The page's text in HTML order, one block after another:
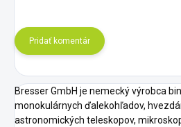
Pridať komentár
Bresser GmbH je nemecký výrobca
monokulárnych ďalekohľadov,
astronomických teleskopov,